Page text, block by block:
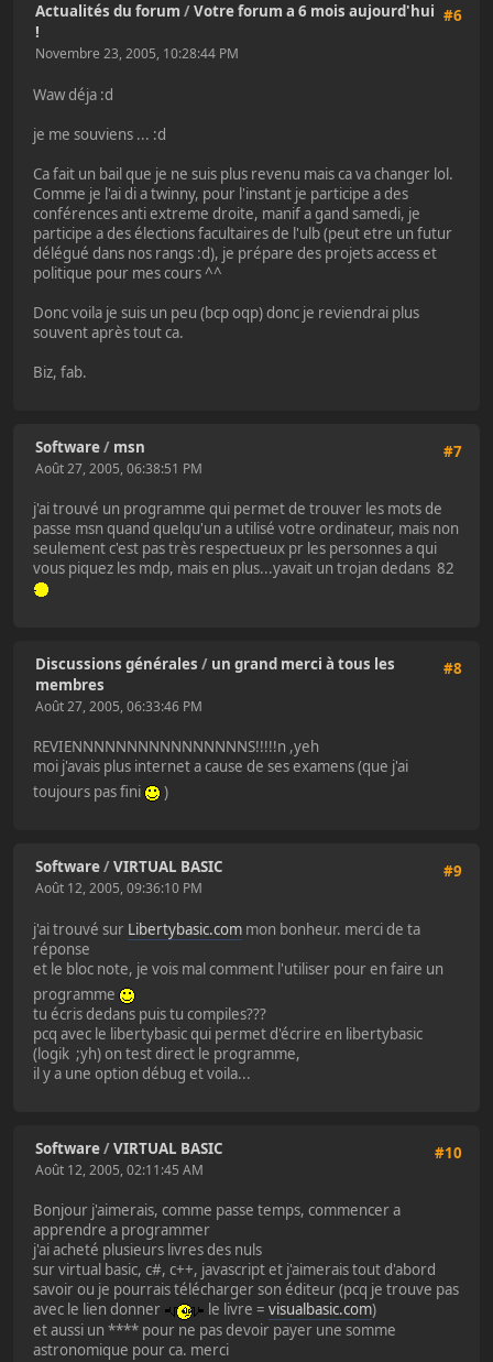
#6
Actualités du forum /Votre forum a 6 mois aujourd'hui
!
Novembre 23, 2005, 10:28:44 PM
Waw déja :d
je me souviens ... :d
Ca fait un bail que je ne suis plus revenu mais ca va changer lol.
Comme je l'ai di a twinny, pour l'instant je participe a des
conférences anti extreme droite, manif a gand samedi, je
participe a des élections facultaires de l'ulb (peut etre un futur
délégué dans nos rangs :d), je prépare des projets access et
politique pour mes cours ^^
Donc voila je suis un peu (bcp oqp) donc je reviendrai plus
souvent après tout ca.
Biz, fab.
#7
Software/ msn
Août 27, 2005, 06:38:51 PM
j'ai trouvé un programme qui permet de trouver les mots de
passe msn quand quelqu'un a utilisé votre ordinateur, mais non
seulement c'est pas très respectueux pr les personnes a qui
vous piquez les mdp, mais en plus...yavait un trojan dedans 82
#8
Discussions générales / un grand merci à tous les
membres
Août 27, 2005, 06:33:46 PM
REVIENNNNNNNNNNNNNNNNS!!!!!n ,yeh
moi j'avais plus internet a cause de ses examens (que j'ai
toujours pas fini
)
#9
Software/VIRTUAL BASIC
Août 12, 2005, 09:36:10 PM
j'ai trouvé sur Libertybasic.com mon bonheur. merci de ta
réponse
et le bloc note, je vois mal comment l'utiliser pour en faire un
programme
tu écris dedans puis tu compiles???
pcq avec le libertybasic qui permet d'écrire en libertybasic
(logik ;yh) on test direct le programme,
il y a une option débug et voila...
#10
Software/VIRTUAL BASIC
Août 12, 2005, 02:11:45 AM
Bonjour j'aimerais, comme passe temps, commencer a
apprendre a programmer
j'ai acheté plusieurs livres des nuls
sur virtual basic, c#, c++, javascript et j'aimerais tout d'abord
savoir ou je pourrais télécharger son éditeur (pcq je trouve pas
avec le lien donner
le livre = visualbasic.com)
et aussi un **** pour ne pas devoir payer une somme
astronomique pour ca. merci